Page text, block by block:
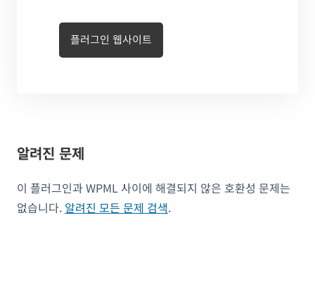
플러그인 웹사이트
알려진 문제
이 플러그인과 WPML 사이에 해결되지 않은 호환성 문제는
없습니다. 알려진 모든 문제 검색.